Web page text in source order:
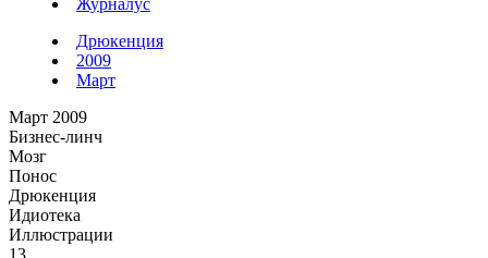
Журналус
Дрюкенция
2009
Март
Март 2009
Бизнес-линч
Мозг
Понос
Дрюкенция
Идиотека
Иллюстрации
13